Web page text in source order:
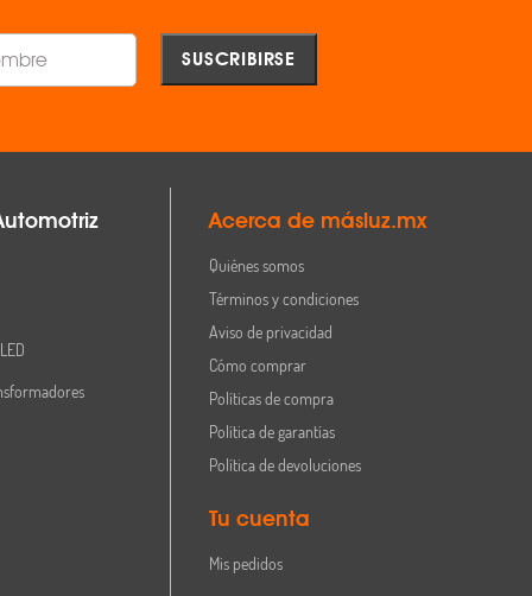
Acerca de másluz.mx
Quiénes somos
Términos y condiciones
Aviso de privacidad
Cómo comprar
Políticas de compra
Política de garantías
Política de devoluciones
Tu cuenta
Mis pedidos